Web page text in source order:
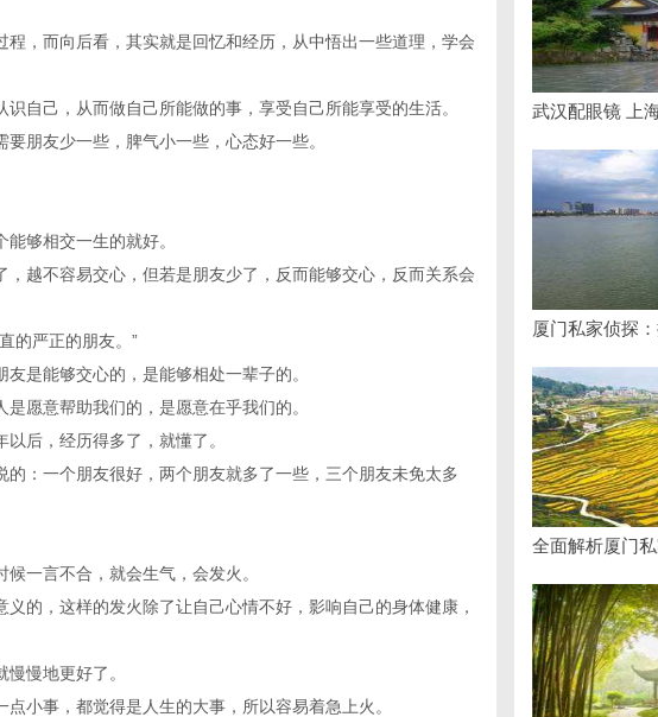
，而向后看，其实就是回忆和经历，从中悟出一些道理，学会
自己，从而做自己所能做的事，享受自己所能享受的生活。
朋友少一些，脾气小一些，心态好一些。
够相交一生的就好。
越不容易交心，但若是朋友少了，反而能够交心，反而关系会
的严正的朋友。”
是能够交心的，是能够相处一辈子的。
愿意帮助我们的，是愿意在乎我们的。
后，经历得多了，就懂了。
：一个朋友很好，两个朋友就多了一些，三个朋友未免太多
一言不合，就会生气，会发火。
的，这样的发火除了让自己心情不好，影响自己的身体健康，
慢地更好了。
小事，都觉得是人生的大事，所以容易着急上火。
武汉配眼镜 上